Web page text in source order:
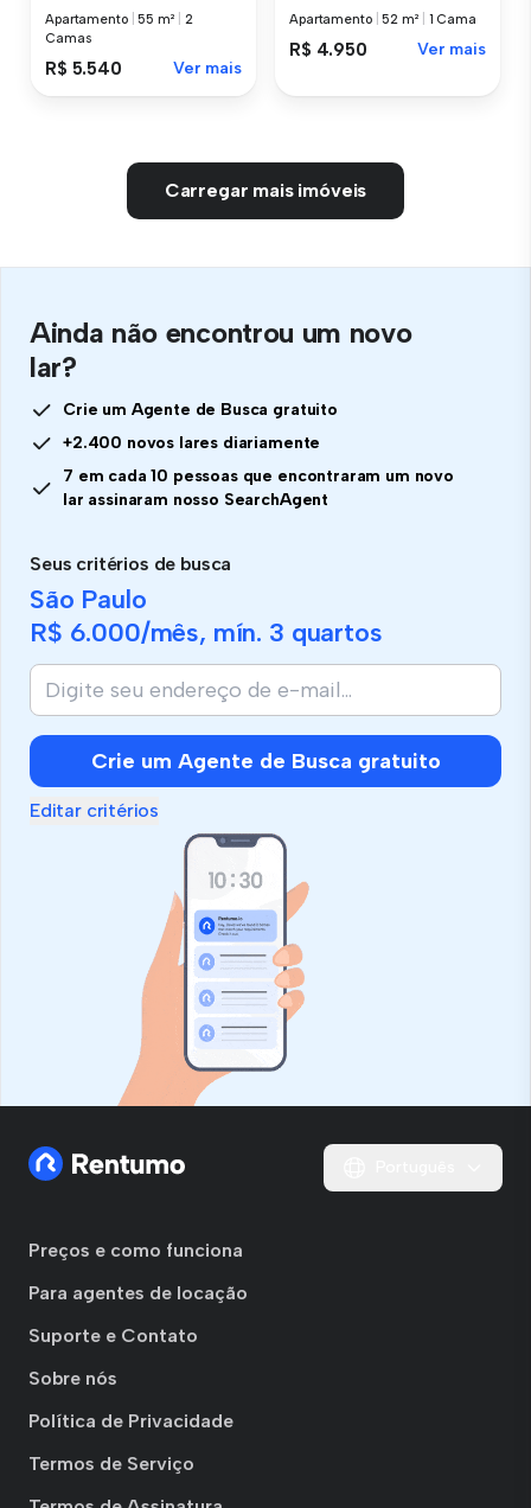
Apartamento |55 m²
2
Camas
R$ 5.540 Ver mais
Apartamento |52 m² 1 Cama
R$ 4.950 Ver mais
Carregar mais imóveis
Ainda não encontrou um novo
lar?
Crie um Agente de Busca gratuito
+2.400 novos lares diariamente
7 em cada 10 pessoas que encontraram um novo
lar assinaram nosso SearchAgent
Seus critérios de busca
São Paulo
R$ 6.000/mês, mín. 3 quartos
Crie um Agente de Busca gratuito
Editar critérios
Preços e como funciona
Para agentes de locação
Suporte e Contato
Sobre nós
Política de Privacidade
Termos de Serviço